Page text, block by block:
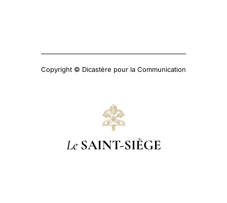
Copyright © Dicastère pour la Communication
Le SAINT-SIÈGE